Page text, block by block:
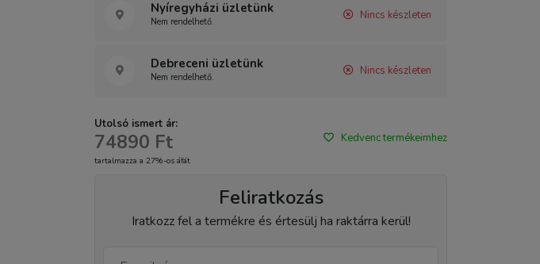
Nyíregyházi üzletünk
Nem rendelhető. Nincs készleten
Debreceni üzletünk
Nem rendelhető. Nincs készleten
Utolsó ismert ár:
74890 Ft
tartalmazza a 27%-os áfát
Kedvenc termékeimhez
Feliratkozás
Iratkozz fel a termékre és értesülj ha raktárra kerül!